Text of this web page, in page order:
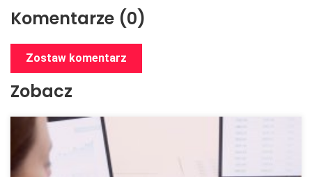
Komentarze (0)
Zostaw komentarz
Zobacz